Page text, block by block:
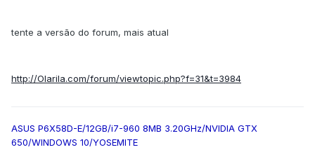
tente a versão do forum, mais atual
http://Olarila.com/forum/viewtopic.php?f=31&t=3984
ASUS P6X58D-E/12GB/i7-960 8MB 3.20GHz/NVIDIA GTX
650/WINDOWS 10/YOSEMITE